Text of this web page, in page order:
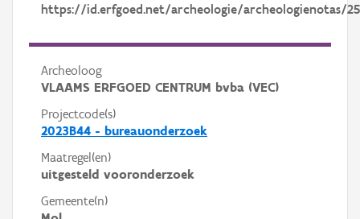
https://id.erfgoed.net/archeologie/archeologienotas/
Archeoloog
VLAAMS ERFGOED CENTRUM bvba (VEC)
Projectcode(s)
2023B44 - bureauonderzoek
Maatregel(en)
uitgesteld vooronderzoek
Gemeente(n)